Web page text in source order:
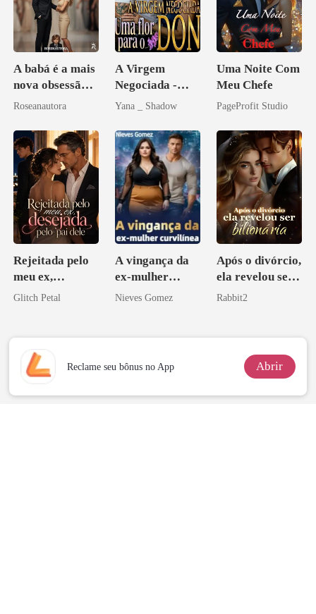
A babá é a mais
nova obsessão
do CEO
Roseanautora
A Virgem
Negociada -
Uma flor para o
Yana _ Shadow
Uma Noite Com
Meu Chefe
PageProfit Studio
Rejeitada pelo
meu ex,
desejada pelo
Glitch Petal
A vingança da
ex-mulher
curvilínea
Nieves Gomez
Após o divórcio,
ela revelou ser
bilionária
Rabbit2
Reclame seu bônus no App Abrir